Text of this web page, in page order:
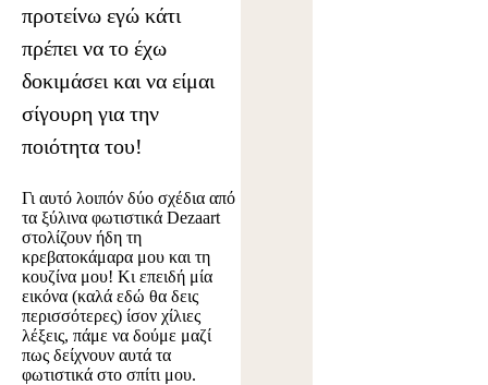
προτείνω εγώ κάτι
πρέπει να το έχω
δοκιμάσει και να είμαι
σίγουρη για την
ποιότητα του!
Γι αυτό λοιπόν δύο σχέδια από
τα ξύλινα φωτιστικά Dezaart
στολίζουν ήδη τη
κρεβατοκάμαρα μου και τη
κουζίνα μου! Κι επειδή μία
εικόνα (καλά εδώ θα δεις
περισσότερες) ίσον χίλιες
λέξεις, πάμε να δούμε μαζί
πως δείχνουν αυτά τα
φωτιστικά στο σπίτι μου.